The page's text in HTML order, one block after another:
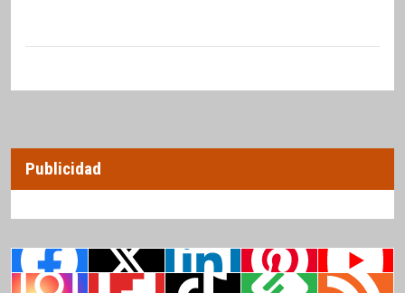
Publicidad